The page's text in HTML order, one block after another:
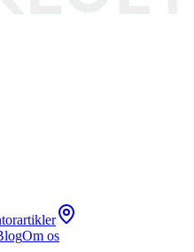
Om os